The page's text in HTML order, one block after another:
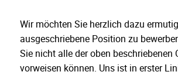
Wir möchten Sie herzlich dazu
ausgeschriebene Position zu
Sie nicht alle der oben beschriebenen
vorweisen können. Uns ist in erster